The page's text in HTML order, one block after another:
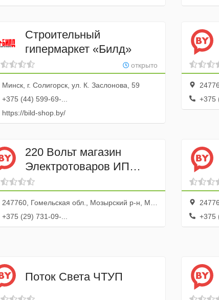
Строительный
гипермаркет «Билд»
открыто
Минск, г. Солигорск, ул. К. Заслонова, 59
+375 (44) 599-69-...
https://bild-shop.by/
+375
220 Вольт магазин
Электротоваров ИП
Воронов В.Э.
247760, Гомельская обл., Мозырский р-н, Мозырь г., ул. Притыцкого, 8б
+375 (29) 731-09-...
247760,
+375
Поток Света ЧТУП